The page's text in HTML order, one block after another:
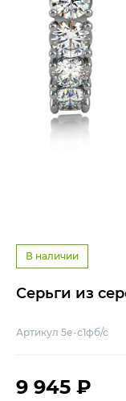
В наличии
Серьги из
Артикул 5е-с1фб/с
9 945 ₽